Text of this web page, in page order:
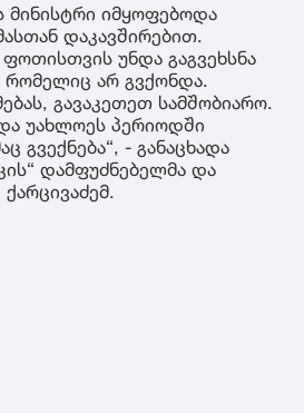
მინისტრი იმყოფებოდა
დაკავშირებით.
უნდა გაგვეხსნა
რომელიც არ გვქონდა.
გავაკეთეთ სამშობიარო.
უახლოეს პერიოდში
გვექნება“, - განაცხადა
დამფუძნებელმა და